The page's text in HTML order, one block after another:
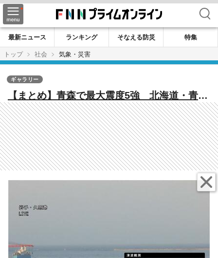
検索
最新ニュース ランキング そなえる防災
特集
トップ
社会 気象・災害
【まとめ】青森で最大震度5強 北海道・青
森・岩手に津波警報 津波情報、政府の動
き、交通への影響、原子力【午後5時45分現
在】
ギャラリー